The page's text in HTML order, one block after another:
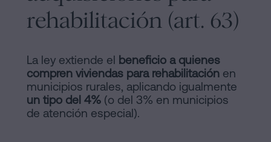
rehabilitación (art. 63)
La ley extiende el beneficio a quienes
compren viviendas para rehabilitación en
municipios rurales, aplicando igualmente
un tipo del 4% (o del 3% en municipios
de atención especial).